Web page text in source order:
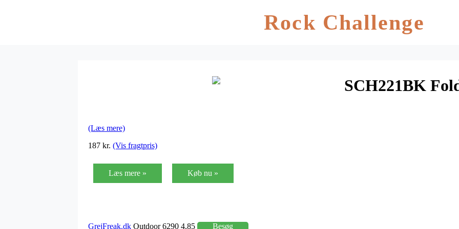
Rock Challenge
SCH221BK
(Læs mere)
187 kr. (Vis fragtpris)
Læs mere » Køb nu »
GrejFreak.dk Outdoor 6290 4,85 Besøg